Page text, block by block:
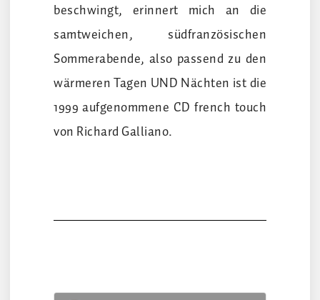
beschwingt, erinnert mich an die
samtweichen, südfranzösischen
Sommerabende, also passend zu den
wärmeren Tagen UND Nächten ist die
1999 aufgenommene CD french touch
von Richard Galliano.